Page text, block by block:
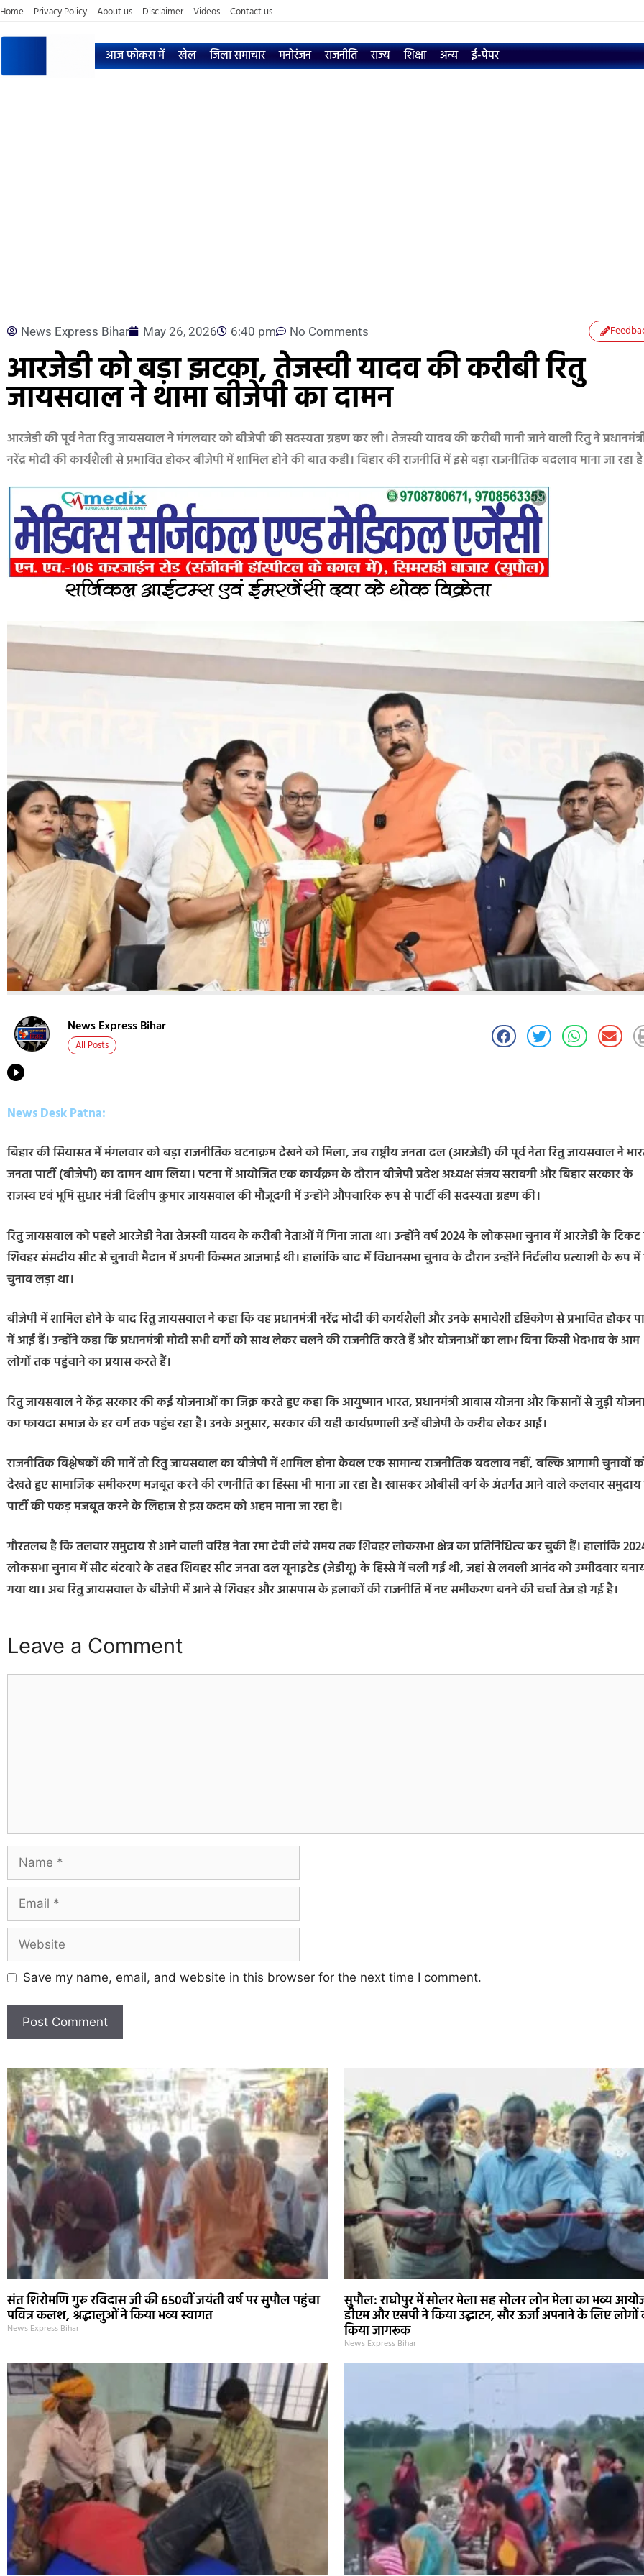
Home Privacy Policy About us Disclaimer Videos Contact us
आज फोकस में खेल जिला समाचार मनोरंजन राजनीति राज्य शिक्षा अन्य ई-पेपर
News Express Bihar May 26, 2026 6:40 pm No Comments
आरजेडी को बड़ा झटका, तेजस्वी यादव की करीबी रितु
जायसवाल ने थामा बीजेपी का दामन
आरजेडी की पूर्व नेता रितु जायसवाल ने मंगलवार को बीजेपी की सदस्यता ग्रहण कर ली। तेजस्वी यादव की करीबी मानी जाने वाली रितु ने
नरेंद्र मोदी की कार्यशैली से प्रभावित होकर बीजेपी में शामिल होने की बात कही। बिहार की राजनीति में इसे बड़ा राजनीतिक बदलाव माना जा रहा
News Express Bihar
All Posts
News Desk Patna:
बिहार की सियासत में मंगलवार को बड़ा राजनीतिक घटनाक्रम देखने को मिला, जब राष्ट्रीय जनता दल (आरजेडी) की पूर्व नेता रितु जायसवाल ने
जनता पार्टी (बीजेपी) का दामन थाम लिया। पटना में आयोजित एक कार्यक्रम के दौरान बीजेपी प्रदेश अध्यक्ष संजय सरावगी और बिहार सरकार के
राजस्व एवं भूमि सुधार मंत्री दिलीप कुमार जायसवाल की मौजूदगी में उन्होंने औपचारिक रूप से पार्टी की सदस्यता ग्रहण की।
रितु जायसवाल को पहले आरजेडी नेता तेजस्वी यादव के करीबी नेताओं में गिना जाता था। उन्होंने वर्ष 2024 के लोकसभा चुनाव में आरजेडी के टिकट
शिवहर संसदीय सीट से चुनावी मैदान में अपनी किस्मत आजमाई थी। हालांकि बाद में विधानसभा चुनाव के दौरान उन्होंने निर्दलीय प्रत्याशी के रूप में
चुनाव लड़ा था।
बीजेपी में शामिल होने के बाद रितु जायसवाल ने कहा कि वह प्रधानमंत्री नरेंद्र मोदी की कार्यशैली और उनके समावेशी दृष्टिकोण से प्रभावित होकर
में आई हैं। उन्होंने कहा कि प्रधानमंत्री मोदी सभी वर्गों को साथ लेकर चलने की राजनीति करते हैं और योजनाओं का लाभ बिना किसी भेदभाव के आम
लोगों तक पहुंचाने का प्रयास करते हैं।
रितु जायसवाल ने केंद्र सरकार की कई योजनाओं का जिक्र करते हुए कहा कि आयुष्मान भारत, प्रधानमंत्री आवास योजना और किसानों से जुड़ी
का फायदा समाज के हर वर्ग तक पहुंच रहा है। उनके अनुसार, सरकार की यही कार्यप्रणाली उन्हें बीजेपी के करीब लेकर आई।
राजनीतिक विश्लेषकों की मानें तो रितु जायसवाल का बीजेपी में शामिल होना केवल एक सामान्य राजनीतिक बदलाव नहीं, बल्कि आगामी चुनावों
देखते हुए सामाजिक समीकरण मजबूत करने की रणनीति का हिस्सा भी माना जा रहा है। खासकर ओबीसी वर्ग के अंतर्गत आने वाले कलवार
पार्टी की पकड़ मजबूत करने के लिहाज से इस कदम को अहम माना जा रहा है।
गौरतलब है कि तलवार समुदाय से आने वाली वरिष्ठ नेता रमा देवी लंबे समय तक शिवहर लोकसभा क्षेत्र का प्रतिनिधित्व कर चुकी हैं। हालांकि
लोकसभा चुनाव में सीट बंटवारे के तहत शिवहर सीट जनता दल यूनाइटेड (जेडीयू) के हिस्से में चली गई थी, जहां से लवली आनंद को उम्मीदवार
गया था। अब रितु जायसवाल के बीजेपी में आने से शिवहर और आसपास के इलाकों की राजनीति में नए समीकरण बनने की चर्चा तेज हो गई है।
Leave a Comment
Save my name, email, and website in this browser for the next time I comment.
संत शिरोमणि गुरु रविदास जी की 650वीं जयंती वर्ष पर सुपौल पहुंचा
पवित्र कलश, श्रद्धालुओं ने किया भव्य स्वागत
News Express Bihar
सुपौल: राघोपुर में सोलर मेला सह सोलर लोन मेला का भव्य
डीएम और एसपी ने किया उद्घाटन, सौर ऊर्जा अपनाने के लिए लोगों
किया जागरूक
News Express Bihar